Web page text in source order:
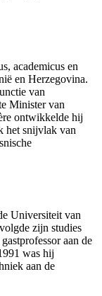
academicus en
en Herzegovina.
van
Minister van
ontwikkelde hij
het snijvlak van
Universiteit van
zijn studies
aan de
was hij
aan de